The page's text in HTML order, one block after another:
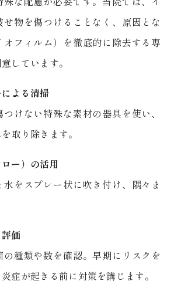
せ物を傷つけることなく、原因とな
オフィルム）を徹底的に除去する専
しています。
よる清掃
けない特殊な素材の器具を使い、
取り除きます。
ー）の活用
をスプレー状に吹き付け、隅々ま
価
種類や数を確認。早期にリスクを
症が起きる前に対策を講じます。